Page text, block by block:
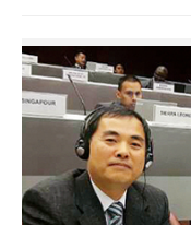
성하였으며, 이를 통
과 서비스 질을 높이
※ 초청연수 참가국(8
마, 우즈베키스탄,